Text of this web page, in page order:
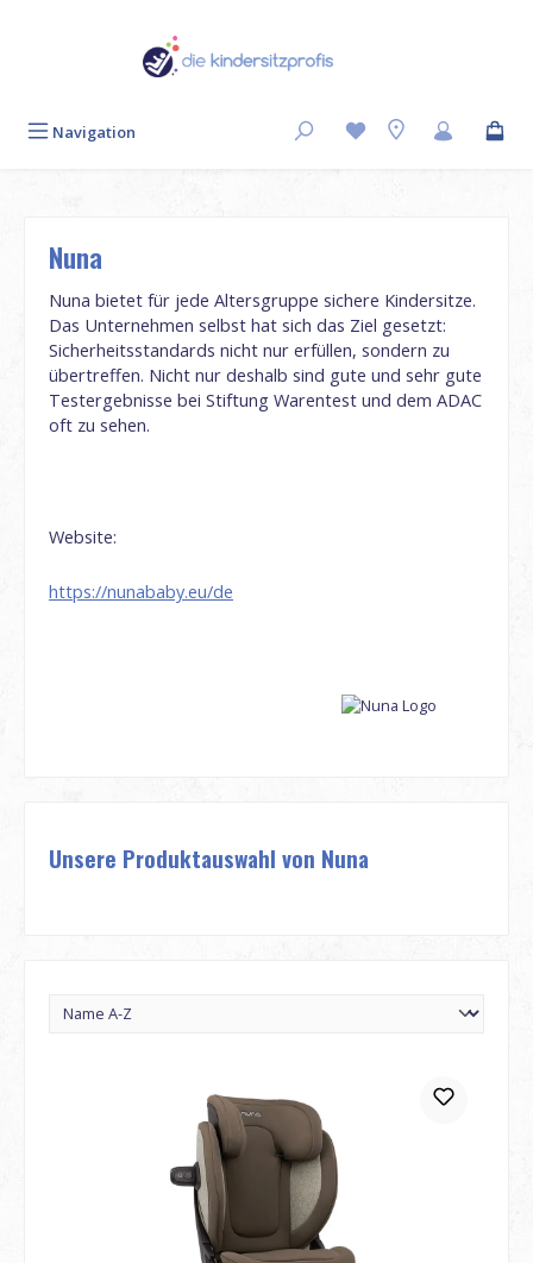
Navigation
Nuna
Nuna bietet für jede Altersgruppe sichere Kindersitze.
Das Unternehmen selbst hat sich das Ziel gesetzt:
Sicherheitsstandards nicht nur erfüllen, sondern zu
übertreffen. Nicht nur deshalb sind gute und sehr gute
Testergebnisse bei Stiftung Warentest und dem ADAC
oft zu sehen.
Website:
https://nunababy.eu/de
Unsere Produktauswahl von Nuna